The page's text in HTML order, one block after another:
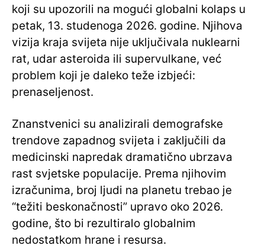
koji su upozorili na mogući globalni kolaps u
petak, 13. studenoga 2026. godine. Njihova
vizija kraja svijeta nije uključivala nuklearni
rat, udar asteroida ili supervulkane, već
problem koji je daleko teže izbjeći:
prenaseljenost.
Znanstvenici su analizirali demografske
trendove zapadnog svijeta i zaključili da
medicinski napredak dramatično ubrzava
rast svjetske populacije. Prema njihovim
izračunima, broj ljudi na planetu trebao je
“težiti beskonačnosti” upravo oko 2026.
godine, što bi rezultiralo globalnim
nedostatkom hrane i resursa.